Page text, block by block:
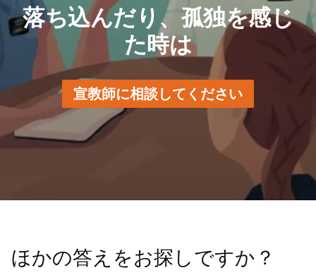
落ち込んだり、孤独を感じ
た時は
宣教師に相談してください
ほかの答えをお探しですか？